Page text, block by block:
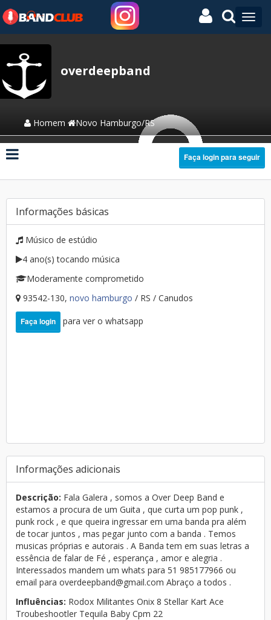
overdeepband
Homem Novo Hamburgo/RS
Faça login para seguir
Informações básicas
Músico de estúdio
4 ano(s) tocando música
Moderamente comprometido
93542-130, novo hamburgo / RS / Canudos
Faça login para ver o whatsapp
Informações adicionais
Descrição: Fala Galera , somos a Over Deep Band e
estamos a procura de um Guita , que curta um pop punk ,
punk rock , e que queira ingressar em uma banda pra além
de tocar juntos , mas pegar junto com a banda . Temos
musicas próprias e autorais . A Banda tem em suas letras a
essência de falar de Fé , esperança , amor e alegria .
Interessados mandem um whats para 51 985177966 ou
email para overdeepband@gmail.com Abraço a todos .
Influências: Rodox Militantes Onix 8 Stellar Kart Ace
Troubeshootler Tequila Baby Cpm 22